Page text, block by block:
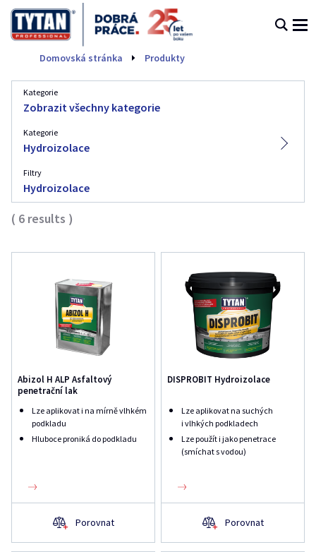
Domovská stránka Produkty
Kategorie
Zobrazit všechny kategorie
Kategorie
Hydroizolace
Filtry
Hydroizolace
( 6 results )
Abizol H ALP Asfaltový
penetrační lak
Lze aplikovat i na mírně vlhkém
podkladu
Hluboce proniká do podkladu
Porovnat
DISPROBIT Hydroizolace
Lze aplikovat na suchých
i vlhkých podkladech
Lze použít i jako penetrace
(smíchat s vodou)
Porovnat